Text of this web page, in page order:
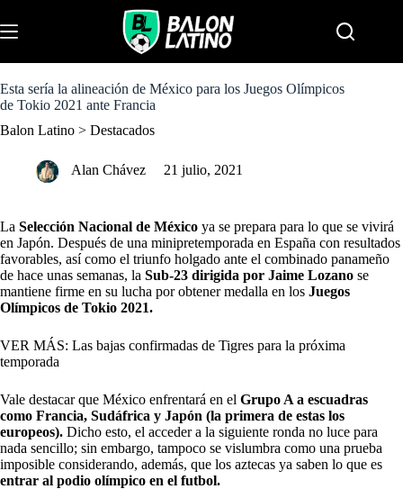
k
i
o
c
n
Esta sería la alineación de México para los Juegos Olímpicos
de Tokio 2021 ante Francia
Balon Latino > Destacados
Alan Chávez 21 julio, 2021
La Selección Nacional de México ya se prepara para lo que se vivirá
en Japón. Después de una minipretemporada en España con resultados
favorables, así como el triunfo holgado ante el combinado panameño
de hace unas semanas, la Sub-23 dirigida por Jaime Lozano se
mantiene firme en su lucha por obtener medalla en los Juegos
Olímpicos de Tokio 2021.
VER MÁS: Las bajas confirmadas de Tigres para la próxima
temporada
Vale destacar que México enfrentará en el Grupo A a escuadras
como Francia, Sudáfrica y Japón (la primera de estas los
europeos). Dicho esto, el acceder a la siguiente ronda no luce para
nada sencillo; sin embargo, tampoco se vislumbra como una prueba
imposible considerando, además, que los aztecas ya saben lo que es
entrar al podio olímpico en el futbol.